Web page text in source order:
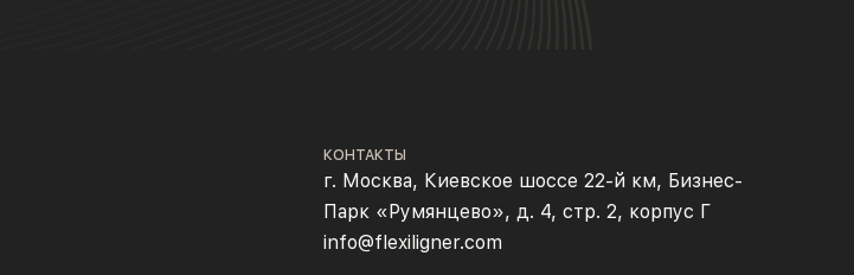
КОНТАКТЫ
г. Москва, Киевское шоссе 22-й км, Бизнес-
Парк «Румянцево», д. 4, стр. 2, корпус Г
info@flexiligner.com